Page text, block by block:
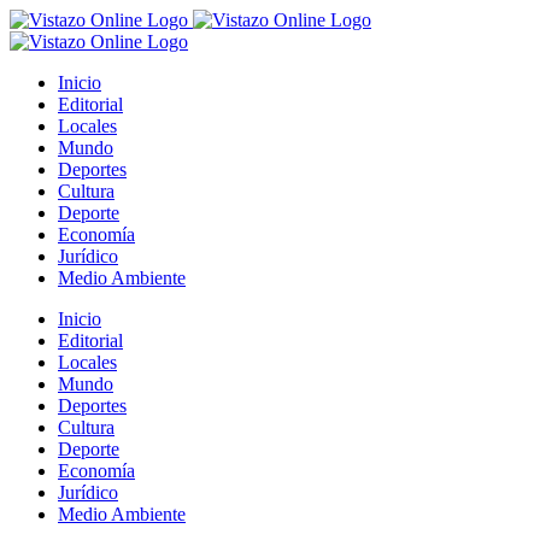
Saltar
al
Inicio
Editorial
Locales
Mundo
Deportes
Cultura
Deporte
Economía
Jurídico
Medio Ambiente
Inicio
Editorial
Locales
Mundo
Deportes
Cultura
Deporte
Economía
Jurídico
Medio Ambiente